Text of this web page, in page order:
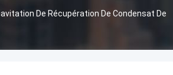
De Récupération De Condensat De